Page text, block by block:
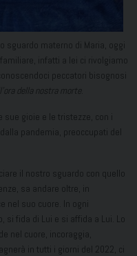
sguardo materno di Maria, oggi
infatti a lei ci rivolgiamo
peccatori bisognosi
della nostra morte
sue gioie e le tristezze, con i
pandemia, preoccupati del
il nostro sguardo con quello
sa andare oltre, in
nel suo cuore. In ogni
si fida di Lui e si affida a Lui. Lo
nel cuore, incoraggia,
in tutti i giorni del 2022, ci